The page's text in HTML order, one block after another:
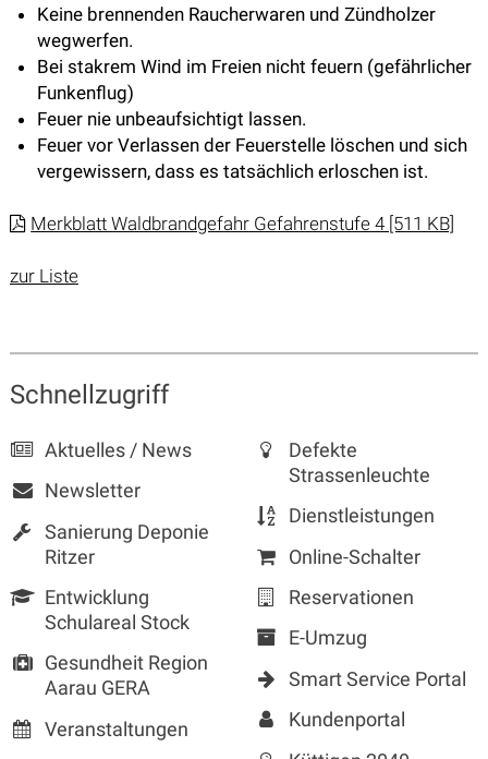
Keine brennenden Raucherwaren und Zündholzer
wegwerfen.
Bei stakrem Wind im Freien nicht feuern (gefährlicher
Funkenflug)
Feuer nie unbeaufsichtigt lassen.
Feuer vor Verlassen der Feuerstelle löschen und sich
vergewissern, dass es tatsächlich erloschen ist.
Merkblatt Waldbrandgefahr Gefahrenstufe 4 [511 KB]
zur Liste
Sidebar
Schnellzugriff
Aktuelles / News
Newsletter
Sanierung Deponie
Ritzer
Entwicklung
Schulareal Stock
Gesundheit Region
Aarau GERA
Veranstaltungen
Defekte
Strassenleuchte
Dienstleistungen
Online-Schalter
Reservationen
E-Umzug
Smart Service Portal
Kundenportal